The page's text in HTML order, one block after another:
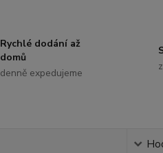
Rychlé dodání až
domů
denně expedujeme